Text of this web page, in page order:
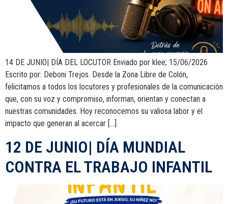
14 DE JUNIO| DÍA DEL LOCUTOR Enviado por klee; 15/06/2026
Escrito por: Deboni Trejos. Desde la Zona Libre de Colón,
felicitamos a todos los locutores y profesionales de la comunicación
que, con su voz y compromiso, informan, orientan y conectan a
nuestras comunidades. Hoy reconocemos su valiosa labor y el
impacto que generan al acercar […]
12 DE JUNIO| DÍA MUNDIAL
CONTRA EL TRABAJO INFANTIL